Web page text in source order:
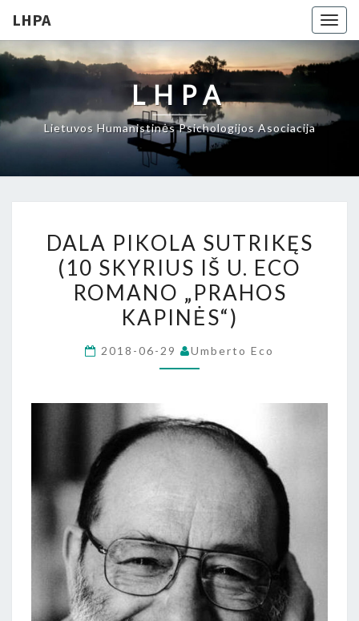
LHPA
LHPA
Lietuvos Humanistinės Psichologijos Asociacija
PIKOLA
SUTRIKĘS
(10
SKYRIUS
U.
„PRAHOS
KAPINĖS“)
DALA PIKOLA SUTRIKĘS
(10 SKYRIUS IŠ U. ECO
ROMANO „PRAHOS
KAPINĖS“)
2018-06-29 Umberto Eco